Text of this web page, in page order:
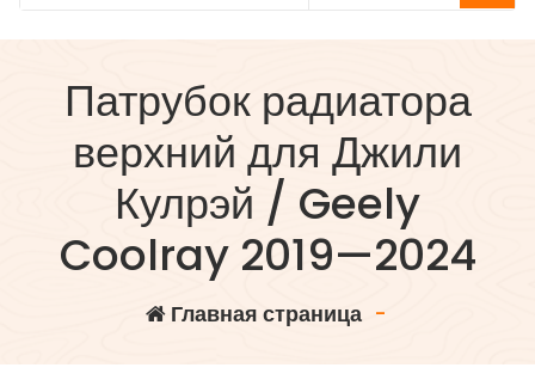
Патрубок радиатора
верхний для Джили
Кулрэй / Geely
Coolray 2019—2024
Главная страница-